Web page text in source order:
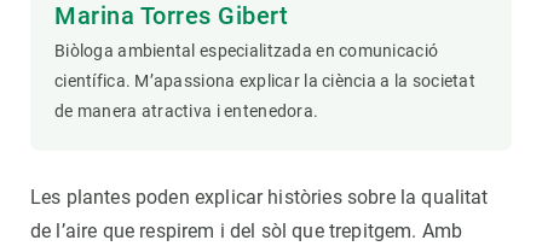
Marina Torres Gibert
Biòloga ambiental especialitzada en comunicació
científica. M’apassiona explicar la ciència a la societat
de manera atractiva i entenedora.
Les plantes poden explicar històries sobre la qualitat
de l’aire que respirem i del sòl que trepitgem. Amb